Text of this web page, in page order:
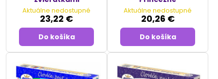
Aktuálne nedostupné
23,22 €
Do košíka
Aktuálne nedostupné
20,26 €
Do košíka